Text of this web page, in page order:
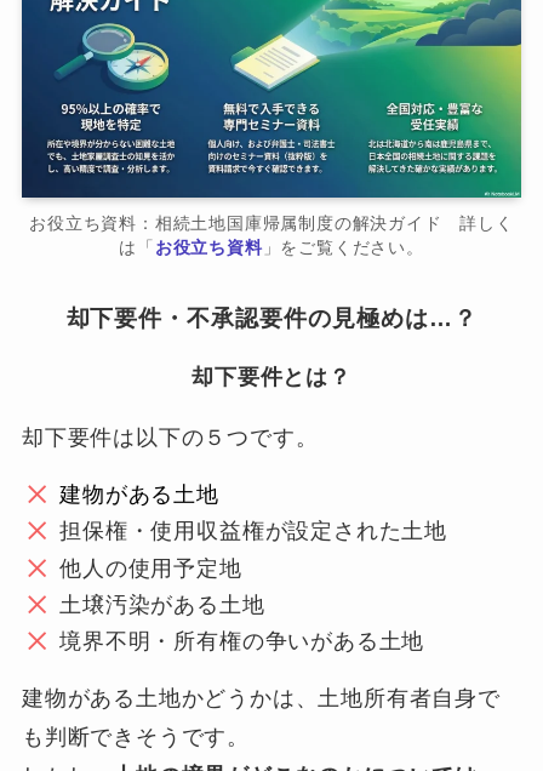
お役立ち資料：相続土地国庫帰属制度の解決ガイド 詳しく
は「 お役立ち資料」をご覧ください。
却下要件・不承認要件の見極めは…？
却下要件とは？
却下要件は以下の５つです。
建物がある土地
担保権・使用収益権が設定された土地
他人の使用予定地
土壌汚染がある土地
境界不明・所有権の争いがある土地
建物がある土地かどうかは、土地所有者自身で
も判断できそうです。